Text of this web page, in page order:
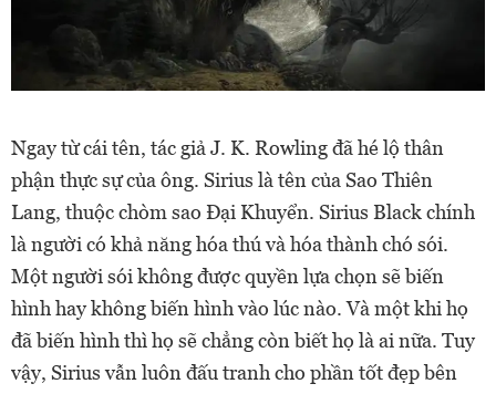
Ngay từ cái tên, tác giả J. K. Rowling đã hé lộ thân
phận thực sự của ông. Sirius là tên của Sao Thiên
Lang, thuộc chòm sao Đại Khuyển. Sirius Black chính
là người có khả năng hóa thú và hóa thành chó sói.
Một người sói không được quyền lựa chọn sẽ biến
hình hay không biến hình vào lúc nào. Và một khi họ
đã biến hình thì họ sẽ chẳng còn biết họ là ai nữa. Tuy
vậy, Sirius vẫn luôn đấu tranh cho phần tốt đẹp bên